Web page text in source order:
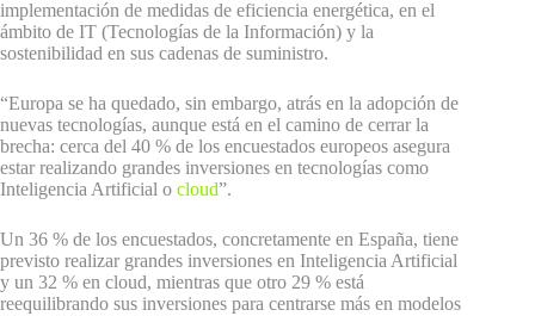
implementación de medidas de eficiencia energética, en el
ámbito de IT (Tecnologías de la Información) y la
sostenibilidad en sus cadenas de suministro.
“Europa se ha quedado, sin embargo, atrás en la adopción de
nuevas tecnologías, aunque está en el camino de cerrar la
brecha: cerca del 40 % de los encuestados europeos asegura
estar realizando grandes inversiones en tecnologías como
Inteligencia Artificial o cloud”.
Un 36 % de los encuestados, concretamente en España, tiene
previsto realizar grandes inversiones en Inteligencia Artificial
y un 32 % en cloud, mientras que otro 29 % está
reequilibrando sus inversiones para centrarse más en modelos